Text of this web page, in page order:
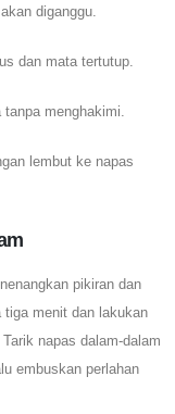
diganggu.
dan mata tertutup.
tanpa menghakimi.
lembut ke napas
pikiran dan
tiga menit dan lakukan
napas dalam-dalam
embuskan perlahan